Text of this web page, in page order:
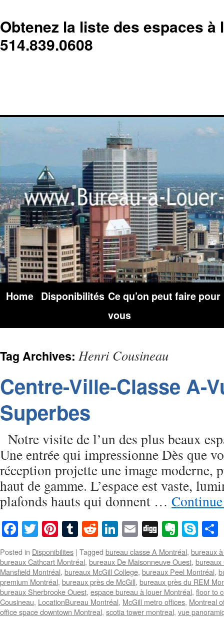
Obtenez la liste des espaces à
514.839.0608
Home Disponibilités Ce qu’on peut faire pour
vous
Tag Archives: Henri Cousineau
Centre-Ville-Classe A-
Superbes
Notre visite de l’un des plus beaux
Une entrée qui impressionne Dès que
réception projette une image moderne,
haut de gamme. L’espace est vaste,
plafonds hauts qui donnent …
Facebook
TwitterPinterest
Tumblr
RedditLinkedIn
EmailDigg
Posted in Disponibilites | Tagged bureau classe A Montréal, bureaux
bureaux Cathcart Montréal, bureaux De Maisonneuve Ouest, bureaux
Mansfield Montréal, bureaux McGill College, bureaux Peel Montréal,
premium Montréal, bureaux près de McGill, bureaux près du REM
bureaux Sherbrooke Ouest, espace bureau à louer Montréal, floor to
Cousineau, LocationBureau Montréal, McGill metro offices, Montreal
office space downtown Montreal, scotia tower montreal, vue